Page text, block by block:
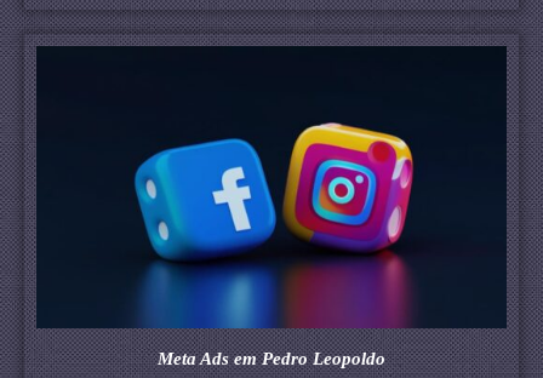
Meta Ads em Pedro Leopoldo